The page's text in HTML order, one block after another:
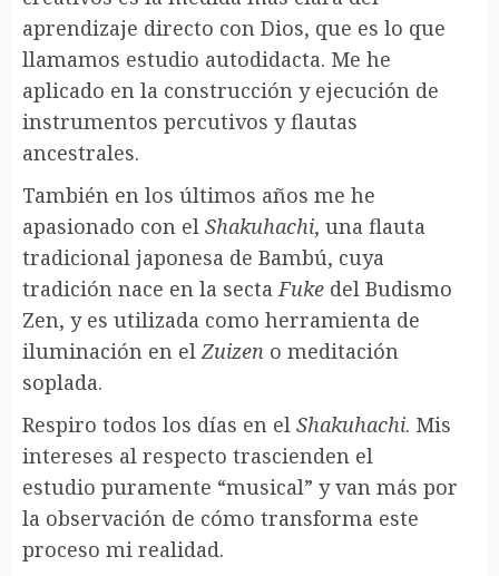
aprendizaje directo con Dios, que es lo que
llamamos estudio autodidacta. Me he
aplicado en la construcción y ejecución de
instrumentos percutivos y flautas
ancestrales.
También en los últimos años me he
apasionado con el Shakuhachi, una flauta
tradicional japonesa de Bambú, cuya
tradición nace en la sectaFuke del Budismo
Zen, y es utilizada como herramienta de
iluminación en elZuizen o meditación
soplada.
Respiro todos los días en el Shakuhachi. Mis
intereses al respecto trascienden el
estudio puramente “musical” y van más por
la observación de cómo transforma este
proceso mi realidad.